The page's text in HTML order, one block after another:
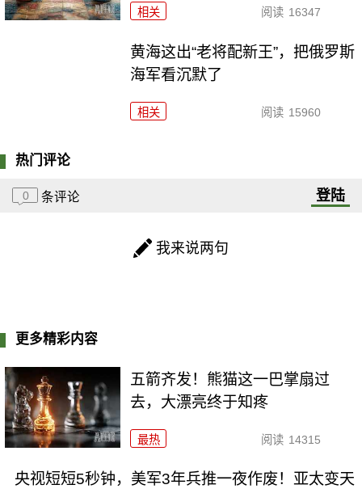
相关 阅读 16347
黄海这出“老将配新王”，把俄罗斯
海军看沉默了
相关 阅读 15960
热门评论
0 条评论 登陆
我来说两句
更多精彩内容
五箭齐发！熊猫这一巴掌扇过
去，大漂亮终于知疼
最热 阅读 14315
央视短短5秒钟，美军3年兵推一夜作废！亚太变天